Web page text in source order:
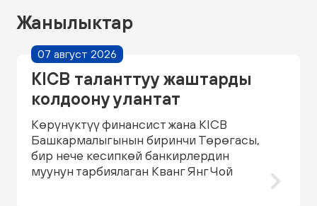
Жанылыктар
07 август 2026
KICB таланттуу жаштарды
колдоону улантат
Көрүнүктүү финансист жана KICB
Башкармалыгынын биринчи Төрөгасы,
бир нече кесипкөй банкирлердин
муунун тарбиялаган Кванг Янг Чой